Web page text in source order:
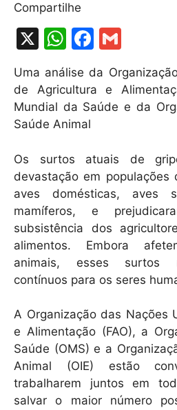
Compartilhe
X
W
h
at
s
A
p
F
a
c
e
o
o
k
ai
l
Uma análise da
de Agricultura e
Mundial da Saúde e da
Saúde Animal
Os surtos atuais de
devastação em populações
aves domésticas, aves
mamíferos, e
subsistência dos
alimentos. Embora
animais, esses surtos
contínuos para os seres
A Organização das Nações
e Alimentação (FAO), a
Saúde (OMS) e a
Animal (OIE) estão
trabalharem juntos em
salvar o maior número